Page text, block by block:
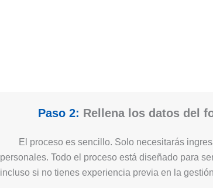
Paso 2: Rellena los datos del
El proceso es sencillo. Solo necesitarás
personales. Todo el proceso está diseñado para
incluso si no tienes experiencia previa en la